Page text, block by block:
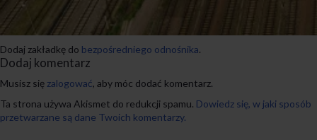
Dodaj zakładkę do bezpośredniego odnośnika.
Dodaj komentarz
Musisz się zalogować, aby móc dodać komentarz.
Ta strona używa Akismet do redukcji spamu. Dowiedz się, w jaki sposób
przetwarzane są dane Twoich komentarzy.